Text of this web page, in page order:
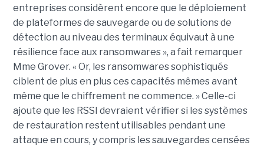
entreprises considèrent encore que le déploiement
de plateformes de sauvegarde ou de solutions de
détection au niveau des terminaux équivaut à une
résilience face aux ransomwares », a fait remarquer
Mme Grover. « Or, les ransomwares sophistiqués
ciblent de plus en plus ces capacités mêmes avant
même que le chiffrement ne commence. » Celle-ci
ajoute que les RSSI devraient vérifier si les systèmes
de restauration restent utilisables pendant une
attaque en cours, y compris les sauvegardes censées